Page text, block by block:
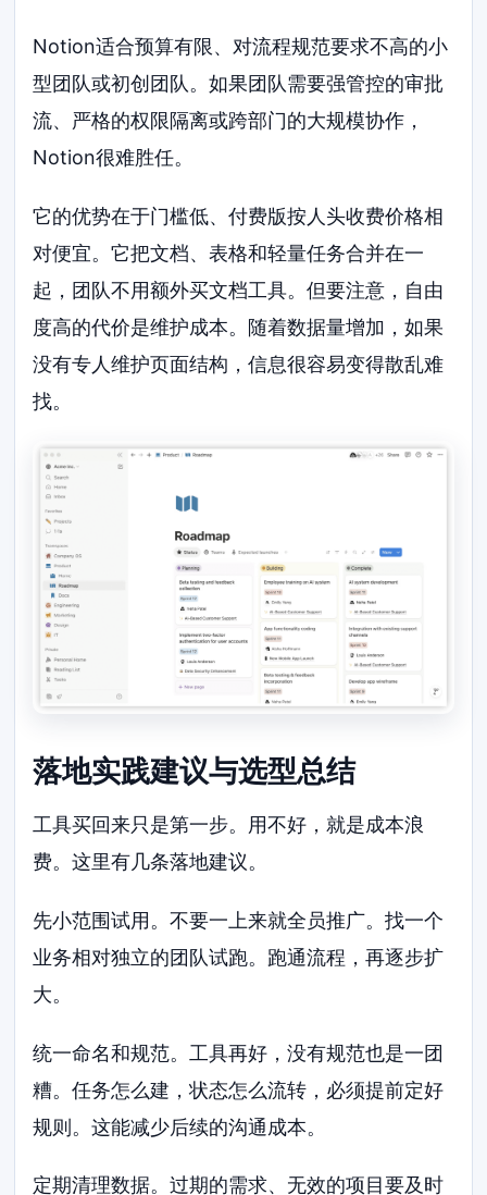
Notion适合预算有限、对流程规范要求不高的小
型团队或初创团队。如果团队需要强管控的审批
流、严格的权限隔离或跨部门的大规模协作，
Notion很难胜任。
它的优势在于门槛低、付费版按人头收费价格相
对便宜。它把文档、表格和轻量任务合并在一
起，团队不用额外买文档工具。但要注意，自由
度高的代价是维护成本。随着数据量增加，如果
没有专人维护页面结构，信息很容易变得散乱难
找。
落地实践建议与选型总结
工具买回来只是第一步。用不好，就是成本浪
费。这里有几条落地建议。
先小范围试用。不要一上来就全员推广。找一个
业务相对独立的团队试跑。跑通流程，再逐步扩
大。
统一命名和规范。工具再好，没有规范也是一团
糟。任务怎么建，状态怎么流转，必须提前定好
规则。这能减少后续的沟通成本。
定期清理数据。过期的需求、无效的项目要及时